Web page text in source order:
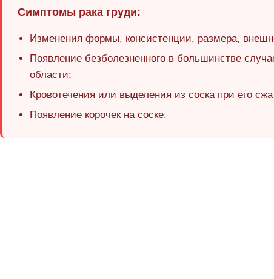
Симптомы рака груди:
Изменения формы, консистенции, размера,
Появление безболезненного в большинстве
области;
Кровотечения или выделения из соска при его
Появление корочек на соске.